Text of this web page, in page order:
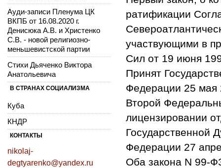
ратификации
участвующими в
Сил от 19 июня
Принят
Федерации 25 мая
Второй
лицензировании
Государственной
Федерации 27
Оба закона N 99-
Ауди-записи Пленума ЦК
ВКПБ от 16.08.2020 г.
Денисюка А.В. и Христенко
С.В. - новой религиозно-
меньшевистской партии
Стихи Дьяченко Виктора
Анатольевича
В СТРАНАХ СОЦИАЛИЗМА
Куба
КНДР
КОНТАКТЫ
nikolaj-
degtyarenko@yandex.ru